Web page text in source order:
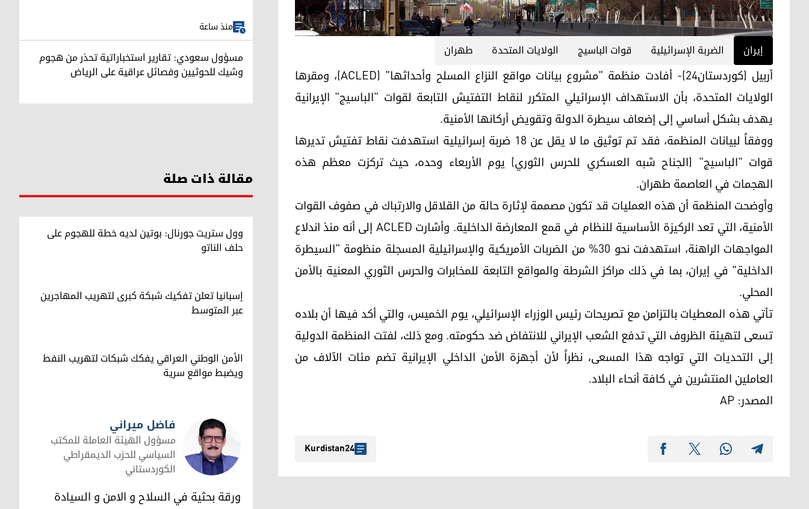
إيران الضربة الإسرائيلية قوات الباسيج الولايات المتحدة طهران
أربيل (كوردستان24)- أفادت منظمة "مشروع بيانات مواقع النزاع المسلح وأحداثها" (ACLED)، ومقرها
الولايات المتحدة، بأن الاستهداف الإسرائيلي المتكرر لنقاط التفتيش التابعة لقوات "الباسيج" الإيرانية
يهدف بشكل أساسي إلى إضعاف سيطرة الدولة وتقويض أركانها الأمنية.
ووفقاً لبيانات المنظمة، فقد تم توثيق ما لا يقل عن 18 ضربة إسرائيلية استهدفت نقاط تفتيش تديرها
قوات "الباسيج" (الجناح شبه العسكري للحرس الثوري) يوم الأربعاء وحده، حيث تركزت معظم هذه
الهجمات في العاصمة طهران.
وأوضحت المنظمة أن هذه العمليات قد تكون مصممة لإثارة حالة من القلاقل والارتباك في صفوف القوات
الأمنية، التي تعد الركيزة الأساسية للنظام في قمع المعارضة الداخلية. وأشارت ACLED إلى أنه منذ اندلاع
المواجهات الراهنة، استهدفت نحو 30% من الضربات الأمريكية والإسرائيلية المسجلة منظومة "السيطرة
الداخلية" في إيران، بما في ذلك مراكز الشرطة والمواقع التابعة للمخابرات والحرس الثوري المعنية بالأمن
المحلي.
تأتي هذه المعطيات بالتزامن مع تصريحات رئيس الوزراء الإسرائيلي، يوم الخميس، والتي أكد فيها أن بلاده
تسعى لتهيئة الظروف التي تدفع الشعب الإيراني للانتفاض ضد حكومته. ومع ذلك، لفتت المنظمة الدولية
إلى التحديات التي تواجه هذا المسعى، نظراً لأن أجهزة الأمن الداخلي الإيرانية تضم مئات الآلاف من
العاملين المنتشرين في كافة أنحاء البلاد.
المصدر: AP
Kurdistan24
منذ ساعة
مسؤول سعودي: تقارير استخباراتية تحذر من هجوم
وشيك للحوثيين وفصائل عراقية على الرياض
مقالة ذات صلة
وول ستريت جورنال: بوتين لديه خطة للهجوم على
حلف الناتو
إسبانيا تعلن تفكيك شبكة كبرى لتهريب المهاجرين
عبر المتوسط
الأمن الوطني العراقي يفكك شبكات لتهريب النفط
ويضبط مواقع سرية
فاضل ميراني
فاضل ميراني
مسؤول الهيئة العاملة للمكتب
السياسي للحزب الديمقراطي
الكوردستاني
ورقة بحثية في السلاح و الامن و السيادة